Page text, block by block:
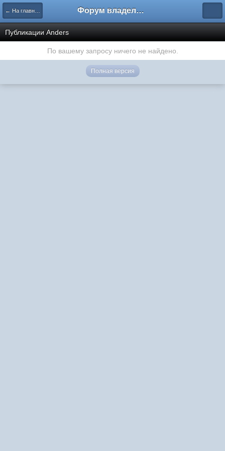
← На главную Форум владельцев интернет-магазинов
Публикации Anders
По вашему запросу ничего не найдено.
Полная версия